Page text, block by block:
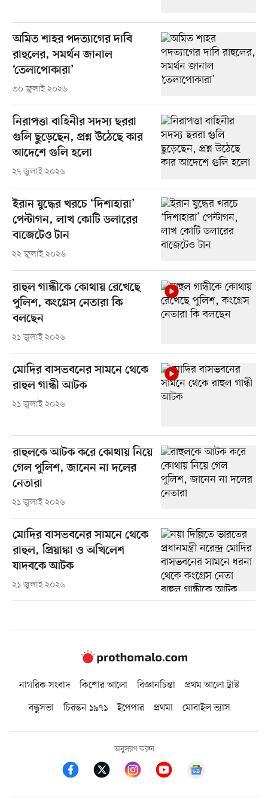
অমিত শাহর পদত্যাগের দাবি
রাহুলের, সমর্থন জানাল
‘তেলাপোকারা’
৩০ জুলাই ২০২৬
নিরাপত্তা বাহিনীর সদস্য ছররা
গুলি ছুড়েছেন, প্রশ্ন উঠেছে কার
আদেশে গুলি হলো
২৭ জুলাই ২০২৬
ইরান যুদ্ধের খরচে ‘দিশাহারা’
পেন্টাগন, লাখ কোটি ডলারের
বাজেটেও টান
২২ জুলাই ২০২৬
রাহুল গান্ধীকে কোথায় রেখেছে
পুলিশ, কংগ্রেস নেতারা কি
বলছেন
২১ জুলাই ২০২৬
মোদির বাসভবনের সামনে থেকে
রাহুল গান্ধী আটক
২১ জুলাই ২০২৬
রাহুলকে আটক করে কোথায় নিয়ে
গেল পুলিশ, জানেন না দলের
নেতারা
২১ জুলাই ২০২৬
মোদির বাসভবনের সামনে থেকে
রাহুল, প্রিয়াঙ্কা ও অখিলেশ
যাদবকে আটক
২১ জুলাই ২০২৬
নাগরিক সংবাদ কিশোর আলো বিজ্ঞানচিন্তা
প্রথম আলো ট্রাস্ট
বন্ধুসভা
চিরন্তন ১৯৭১ ইপেপার প্রথমা মোবাইল ভ্যাস
অনুসরণ করুন